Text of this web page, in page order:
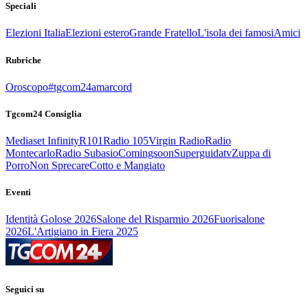
Speciali
Elezioni ItaliaElezioni esteroGrande FratelloL'isola dei famosiAmici
Rubriche
Oroscopo#tgcom24amarcord
Tgcom24 Consiglia
Mediaset InfinityR101Radio 105Virgin RadioRadio
MontecarloRadio SubasioComingsoonSuperguidatvZuppa di
PorroNon SprecareCotto e Mangiato
Eventi
Identità Golose 2026Salone del Risparmio 2026Fuorisalone
2026L'Artigiano in Fiera 2025
Seguici su